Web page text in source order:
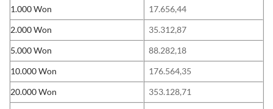
1.000 Won
17.656,44
2.000 Won
35.312,87
5.000 Won
88.282,18
10.000 Won
176.564,35
20.000 Won
353.128,71